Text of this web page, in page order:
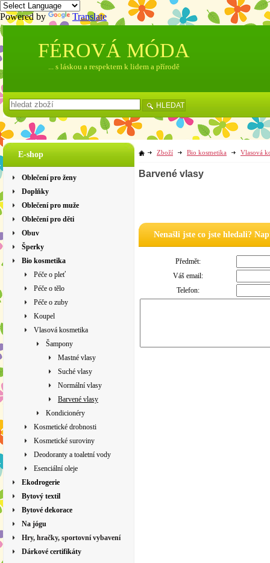
Powered by Translate
E-shop
Oblečení pro ženy
Doplňky
Oblečení pro muže
Oblečení pro děti
Obuv
Šperky
Bio kosmetika
Péče o pleť
Péče o tělo
Péče o zuby
Koupel
Vlasová kosmetika
Šampony
Mastné vlasy
Suché vlasy
Normální vlasy
Barvené vlasy
Kondicionéry
Kosmetické drobnosti
Kosmetické suroviny
Deodoranty a toaletní vody
Esenciální oleje
Ekodrogerie
Bytový textil
Bytové dekorace
Na jógu
Hry, hračky, sportovní vybavení
Dárkové certifikáty
Zboží Bio kosmetika Vlasová
Barvené vlasy
Nenašli jste co jste hledali?
Předmět:
Váš email:
Telefon:
FÉROVÁ MÓDA
... s láskou a respektem k lidem a přírodě
HLEDAT